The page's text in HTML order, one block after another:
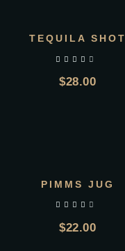
TEQUILA SHOT
$28.00
PIMMS JUG
$22.00